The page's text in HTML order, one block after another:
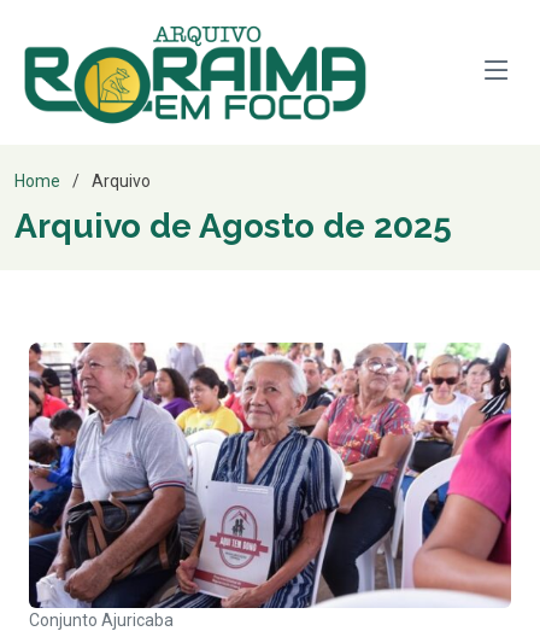
Home Arquivo
Arquivo de Agosto de 2025
Conjunto Ajuricaba